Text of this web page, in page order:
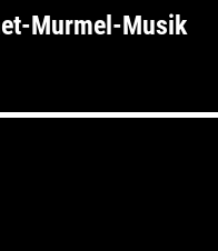
Murmel-Musik